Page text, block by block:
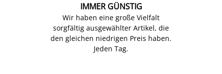
IMMER GÜNSTIG
Wir haben eine große Vielfalt
sorgfältig ausgewählter Artikel, die
den gleichen niedrigen Preis haben.
Jeden Tag.